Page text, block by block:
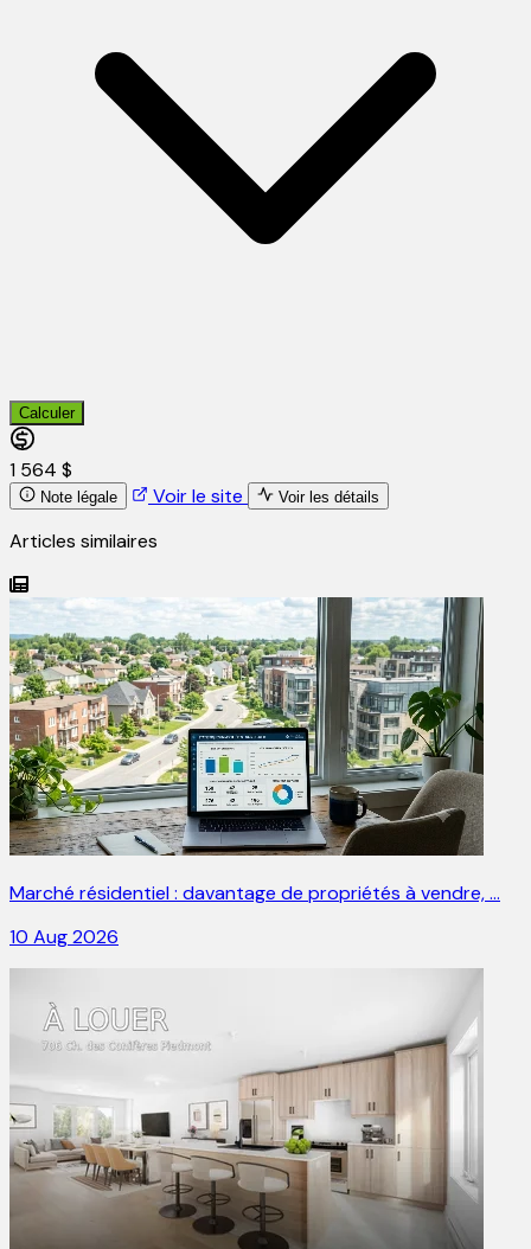
Calculer
1 564 $
Note légale Voir le site Voir les détails
Articles similaires
Marché résidentiel : davantage de propriétés à vendre, …
10 Aug 2026